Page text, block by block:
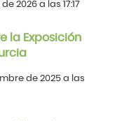
2026 a las 17:17
la Exposición
de 2025 a las